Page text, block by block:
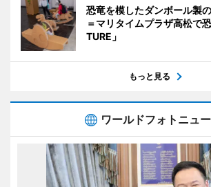
恐竜を模したダンボール製
＝マリタイムプラザ高松で
TURE」
もっと見る
ワールドフォトニュ